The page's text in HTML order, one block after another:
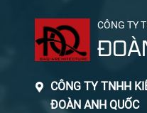
CÔNG TY
CÔNG TY TNHH
ĐOÀN ANH QUỐC